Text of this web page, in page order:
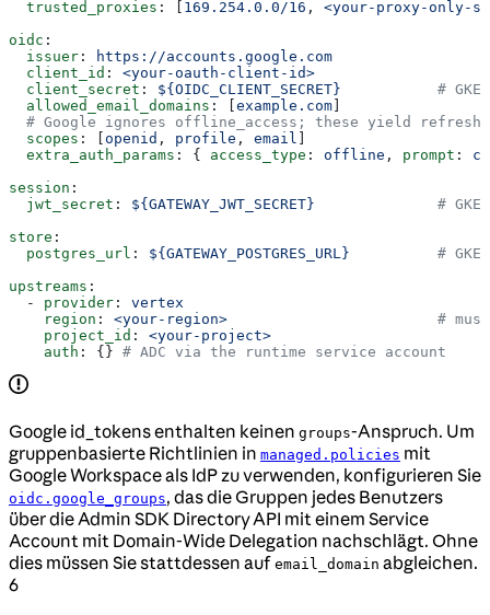
  trusted_proxies
: [ 169.254.0.0/16 , <your-proxy-only-
oidc :
  issuer
:
https://accounts.google.com
  client_id
: <your-oauth-client-id>
  client_secret
: ${OIDC_CLIENT_SECRET}
#
  allowed_email_domains
: [ example.com
# Google ignores offline_access; these yield refresh
  scopes
: [ openid , profile , email
  extra_auth_params
: { access_type : offline , prompt :
session :
  jwt_secret
: ${GATEWAY_JWT_SECRET}
#
store :
  postgres_url
: ${GATEWAY_POSTGRES_URL}
#
upstreams :
  -
provider : vertex
    region
: <your-region>
#
    project_id
: <your-project>
    auth
: {} # ADC via the runtime service account
Google id_tokens enthalten keinen groups-Anspruch. Um
gruppenbasierte Richtlinien in managed.policies mit
Google Workspace als IdP zu verwenden, konfigurieren Sie
oidc.google_groups, das die Gruppen jedes Benutzers
über die Admin SDK Directory API mit einem Service
Account mit Domain-Wide Delegation nachschlägt. Ohne
dies müssen Sie stattdessen auf email_domain abgleichen.
6